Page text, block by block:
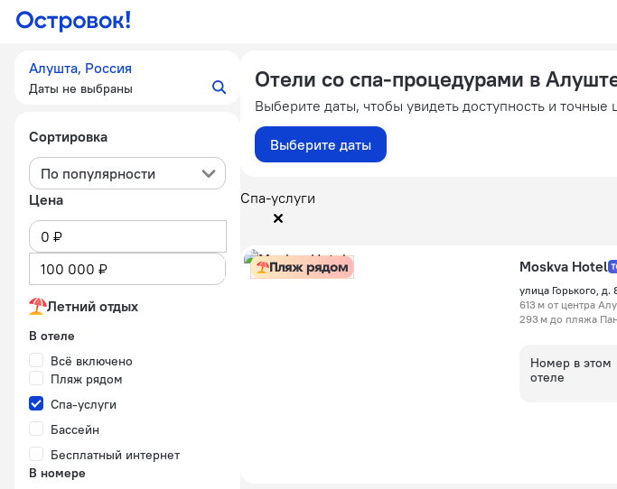
Алушта, Россия
Даты не выбраны
Сортировка
По популярности
Цена
Летний отдых
В отеле
Всё включено
Пляж рядом
Спа-услуги
Бассейн
Бесплатный интернет
В номере
Отели со спа-процедурами в
Выберите даты, чтобы увидеть доступность и точные
Выберите даты
Спа-услуги
Пляж рядом Moskva Hotel
улица Горького, д.
613 м от центра
293 м до пляжа
Номер в этом
отеле